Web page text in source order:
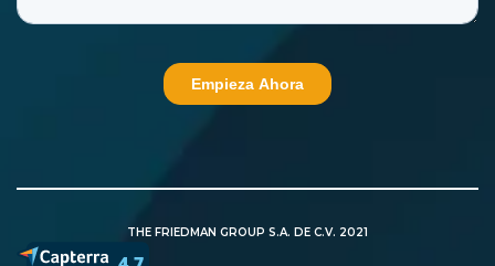
THE FRIEDMAN GROUP S.A. DE C.V. 2021